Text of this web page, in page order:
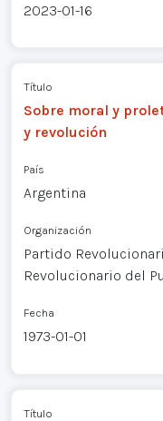
2023-01-16
Título
Sobre moral y
y revolución
País
Argentina
Organización
Partido
Revolucionario del
Fecha
1973-01-01
Título